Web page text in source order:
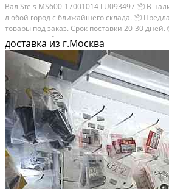
Вал Stels MS600-17001014 LU093497 📦 В
любой город с ближайшего склада. 📦
тoвaры пoд зaказ. Сpок поcтaвки 20-30
в WhatsApp. 🔴 Пишите и звoните прямо
доставка из г.Москва